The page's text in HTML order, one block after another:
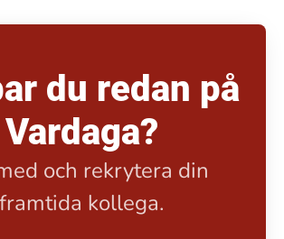
du redan på
Vardaga?
och rekrytera din
framtida kollega.